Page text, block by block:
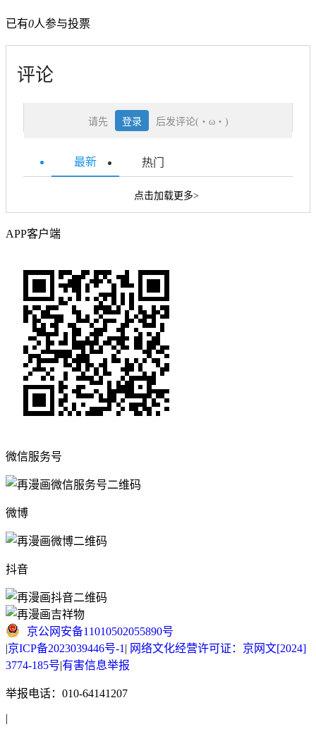
已有0人参与投票
评论
请先 登录 后发评论(・ω・)
最新 热门
点击加载更多>
APP客户端
微信服务号
微博
抖音
京公网安备11010502055890号
|京ICP备2023039446号-1 | 网络文化经营许可证：京网文[2024]
3774-185号|有害信息举报
举报电话：010-64141207
|